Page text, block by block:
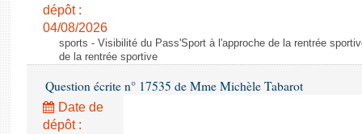
dépôt :
04/08/2026
sports - Visibilité du Pass'Sport à l'approche de la rentrée
de la rentrée sportive
Question écrite n° 17535 de Mme Michèle Tabarot
Date de
dépôt :